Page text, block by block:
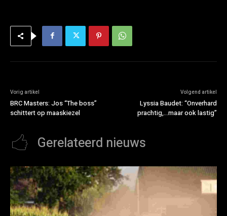
Vorig artikel
BRC Masters: Jos “The boss”
schittert op maaskiezel
Volgend artikel
Lyssia Baudet: “Onverhard
prachtig,…maar ook lastig”
Gerelateerd nieuws